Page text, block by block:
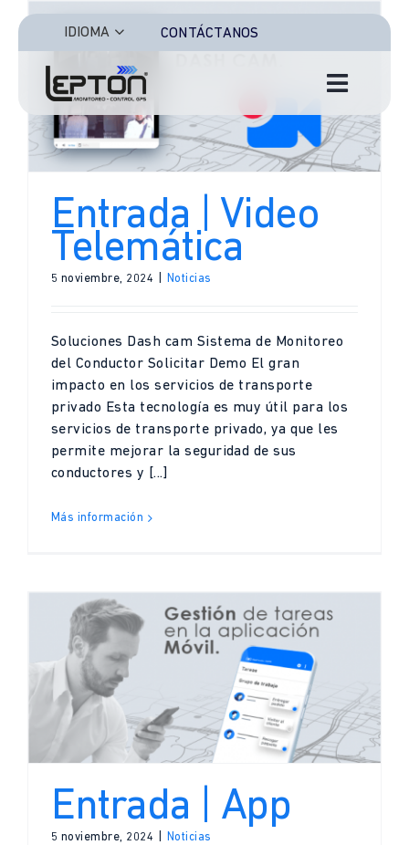
contenido
IDIOMA CONTÁCTANOS
Toggle
Inicio
Características
Soluciones
Iniciar Sesión
Entrada | Video
Telemática
5 noviembre, 2024 Noticias
Soluciones Dash cam Sistema de Monitoreo
del Conductor Solicitar Demo El gran
impacto en los servicios de transporte
privado Esta tecnología es muy útil para los
servicios de transporte privado, ya que les
permite mejorar la seguridad de sus
conductores y [...]
Más información
Entrada | App
5 noviembre, 2024 Noticias